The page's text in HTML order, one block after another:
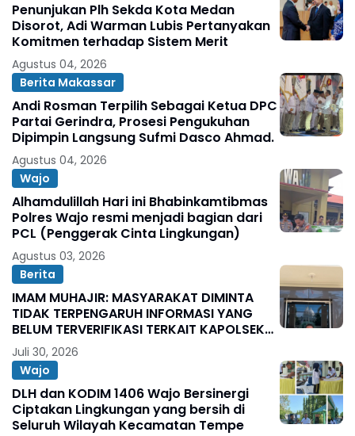
Penunjukan Plh Sekda Kota Medan
Disorot, Adi Warman Lubis Pertanyakan
Komitmen terhadap Sistem Merit
Agustus 04, 2026
Berita Makassar
Andi Rosman Terpilih Sebagai Ketua DPC
Partai Gerindra, Prosesi Pengukuhan
Dipimpin Langsung Sufmi Dasco Ahmad.
Agustus 04, 2026
Wajo
Alhamdulillah Hari ini Bhabinkamtibmas
Polres Wajo resmi menjadi bagian dari
PCL (Penggerak Cinta Lingkungan)
Agustus 03, 2026
Berita
IMAM MUHAJIR: MASYARAKAT DIMINTA
TIDAK TERPENGARUH INFORMASI YANG
BELUM TERVERIFIKASI TERKAIT KAPOLSEK
BOLO
Juli 30, 2026
Wajo
DLH dan KODIM 1406 Wajo Bersinergi
Ciptakan Lingkungan yang bersih di
Seluruh Wilayah Kecamatan Tempe